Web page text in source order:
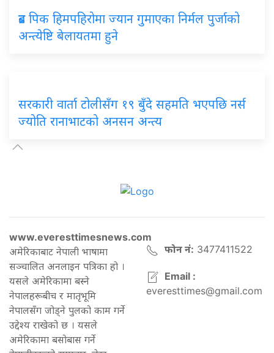
ब्रड पिक हिमपहिरोमा ज्यान गुमाएका निर्मल पुर्जाको
अन्त्येष्टि बेलायतमा हुने
सरकारी वार्ता टोलीसँग १९ बुँदे सहमति भएपछि नर्स
ज्योति रानाभाटको अनसन अन्त्य
www.everesttimesnews.com
अमेरिकाबाट नेपाली भाषामा
सञ्चालित अनलाइन पत्रिका हो ।
यसले अमेरिकामा बस्ने
नेपालहरूबीच र मातृभूमि
नेपालसँग जोड्ने पुलको काम गर्ने
उद्देश्य राखेको छ । यसले
अमेरिकामा बसोबास गर्ने
फोन नं: 3477411522
Email :
everesttimes@gmail.com